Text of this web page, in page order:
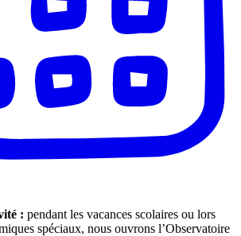
: pendant les vacances scolaires ou lors
spéciaux, nous ouvrons l’Observatoire